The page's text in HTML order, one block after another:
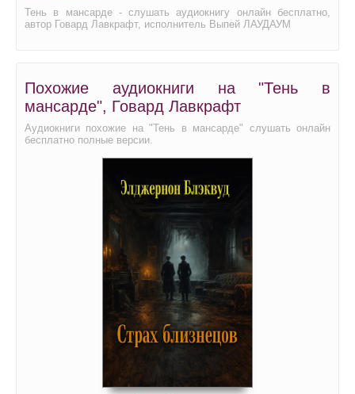
Тень в мансарде - слушать аудиокнигу онлайн бесплатно,
автор Говард Лавкрафт, исполнитель Выпей ЛАУДАУМ
Похожие аудиокниги на "Тень в
мансарде", Говард Лавкрафт
Аудиокниги похожие на "Тень в мансарде" слушать онлайн
бесплатно полные версии.